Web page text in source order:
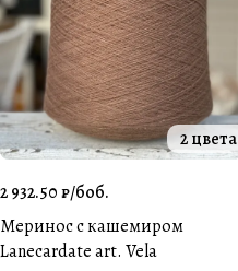
2 цвета
2 932.50 ₽/боб.
Меринос с кашемиром
Lanecardate art. Vela